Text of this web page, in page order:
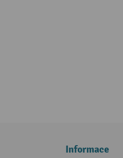
Informace